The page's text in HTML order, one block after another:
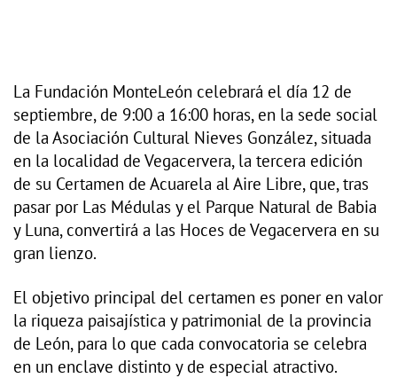
La Fundación MonteLeón celebrará el día 12 de
septiembre, de 9:00 a 16:00 horas, en la sede social
de la Asociación Cultural Nieves González, situada
en la localidad de Vegacervera, la tercera edición
de su Certamen de Acuarela al Aire Libre, que, tras
pasar por Las Médulas y el Parque Natural de Babia
y Luna, convertirá a las Hoces de Vegacervera en su
gran lienzo.
El objetivo principal del certamen es poner en valor
la riqueza paisajística y patrimonial de la provincia
de León, para lo que cada convocatoria se celebra
en un enclave distinto y de especial atractivo.